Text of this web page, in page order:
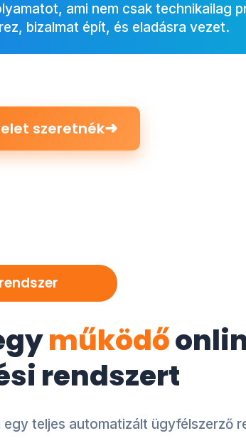
ami nem csak technikailag
bizalmat épít, és eladásra vezet.
szeretnék➜
működő
rendszert
teljes automatizált ügyfélszerző